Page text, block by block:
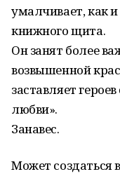
умалчивает, как
книжного щита.
Он занят более
возвышенной
заставляет
любви».
Занавес.
Может создаться